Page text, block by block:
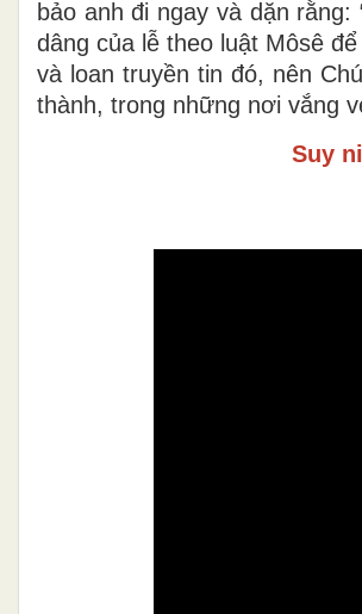
bảo anh đi ngay và dặn
dâng của lễ theo luật Môsê
và loan truyền tin đó, nên
thành, trong những nơi vắng
Suy